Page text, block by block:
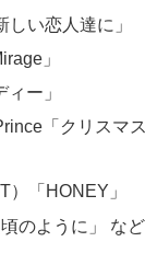
しい恋人達に」
」
ー」
「クリスマ
）「HONEY」
のように」 など